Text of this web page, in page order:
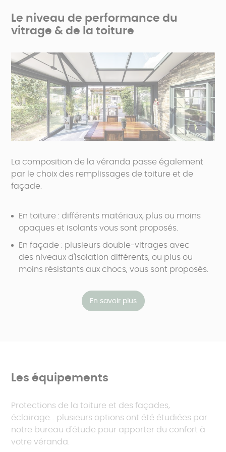
Le niveau de performance du
vitrage & de la toiture
La composition de la véranda passe également
par le choix des remplissages de toiture et de
façade.
En toiture : différents matériaux, plus ou moins
opaques et isolants vous sont proposés.
En façade : plusieurs double-vitrages avec
des niveaux d'isolation différents, ou plus ou
moins résistants aux chocs, vous sont proposés.
En savoir plus
Les équipements
Protections de la toiture et des façades,
éclairage... plusieurs options ont été étudiées par
notre bureau d'étude pour apporter du confort à
votre véranda.